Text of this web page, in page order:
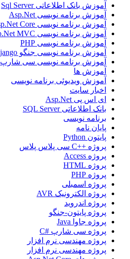
آموزش بانک اطلاعاتی Sql Server
آموزش برنامه نویسی Asp.Net
آموزش برنامه نویسی Asp.Net Core
آموزش برنامه نویسی Asp.Net MVC
آموزش برنامه نویسی PHP
آموزش برنامه نویسی جنگو Django
آموزش برنامه نویسی سی شارپ
آموزش ها
آموزش ویدیوئی برنامه نویسی
اخبار سایت
ای اس پی Asp.Net
بانک اطلاعاتی SQL Server
برنامه نویسی
پایان نامه
پایتون Python
پروژه ++C سی پلاس پلاس
پروژه Access
پروژه HTML
پروژه PHP
پروژه اسمبلی
پروژه الکترونیک AVR
پروژه اندروید
پروژه پایتون-جنگو
پروژه جاوا Java
پروژه سی شارپ #C
پروژه مهندسی نرم افزار
پروژه مهندسی نرم افزار